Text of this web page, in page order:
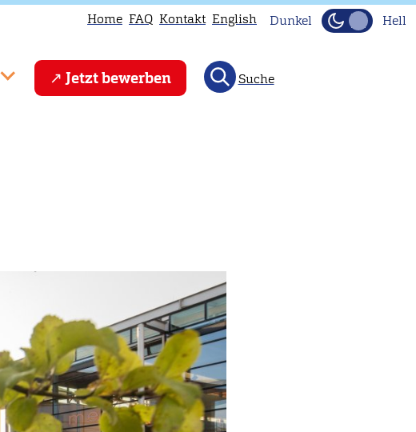
Home FAQ Kontakt English Dunkel Hell
Jetzt bewerben Suche